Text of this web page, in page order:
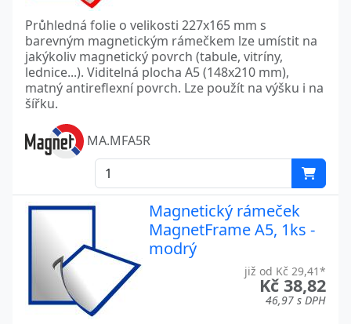
Průhledná folie o velikosti 227x165 mm s
barevným magnetickým rámečkem lze umístit na
jakýkoliv magnetický povrch (tabule, vitríny,
lednice...). Viditelná plocha A5 (148x210 mm),
matný antireflexní povrch. Lze použít na výšku i na
šířku.
MA.MFA5R
Magnetický rámeček
MagnetFrame A5, 1ks -
modrý
již od Kč 29,41*
Kč 38,82
46,97 s DPH